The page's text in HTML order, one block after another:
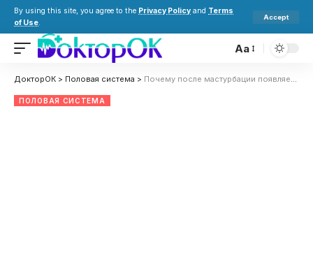
By using this site, you agree to the Privacy Policy and Terms
of Use.
Accept
Aa
ДокторОК > Половая система > Почему после мастурбации появляется тревога и чувство вины: психологические причины и как бороться
ПОЛОВАЯ СИСТЕМА